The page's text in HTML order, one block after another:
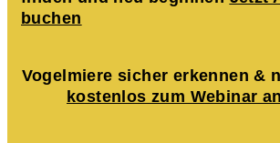
buchen
Vogelmiere sicher erkennen &
kostenlos zum Webinar